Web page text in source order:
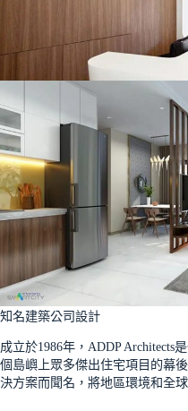
知名建築公司設計
成立於1986年，ADDP Architects
個島嶼上眾多傑出住宅項目的幕
決方案而聞名，將地區環境和全